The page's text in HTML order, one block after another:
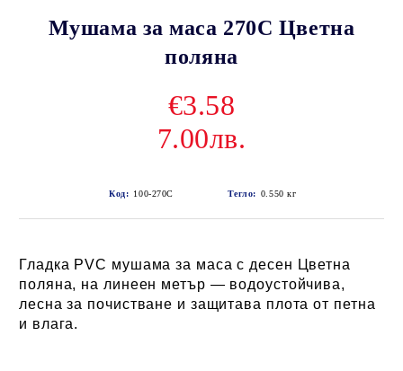
Мушама за маса 270C Цветна
поляна
€3.58
7.00лв.
Код: 100-270C Тегло: 0.550 кг
Гладка PVC мушама за маса с десен Цветна
поляна, на линеен метър — водоустойчива,
лесна за почистване и защитава плота от петна
и влага.